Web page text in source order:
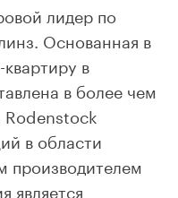
лидер по
Основанная в
в
в более чем
Rodenstock
в области
производителем
является